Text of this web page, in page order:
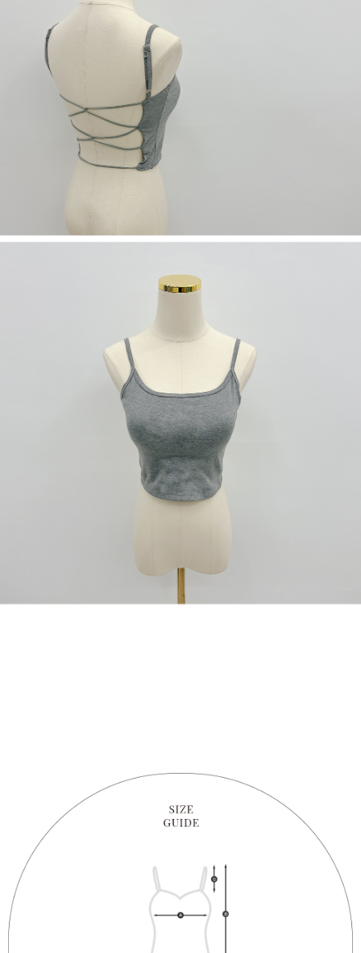
恩沛科技股份有限公司將有權停止該用戶之使用額度並採取法律行動。